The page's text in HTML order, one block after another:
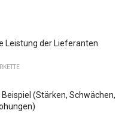
Leistung der Lieferanten
Beispiel (Stärken, Schwächen,